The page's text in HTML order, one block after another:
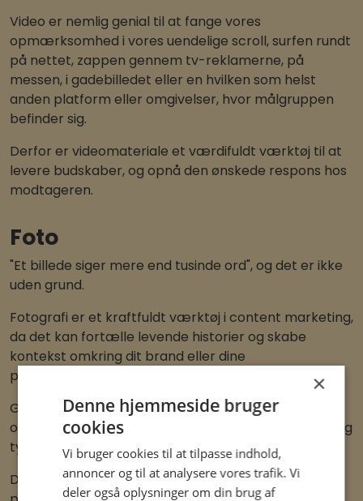
Video er nemlig genial til at fange vores
opmærksomhed i vores uendelige scroll, surfen rundt
på nettet, zappen gennem tv-reklamerne, på
messen, i gadebilledet eller en hvilken som helst
anden platform eller omgivelser, hvor målgruppen
befinder sig.
Derfor er videomateriale et værdifuldt værktøj til at
levere budskaber, og opnå den ønskede respons hos
modtageren.
Foto
"Et billede siger mere end tusinde ord", og det er ikke
uden grund.
Fotografi er et kraftfuldt værktøj i content marketing,
da det kan fortælle levende historier og skabe
kontekst omkring dit brand eller dine
produkter/ydelser.
Gennem fotos kan du fange din målgruppes
opmærksomhed, og formidle dine budskaber klart og
tydeligt.
Desuden kan du anvende fotos på tværs af
×
Denne hjemmeside bruger
cookies
Vi bruger cookies til at tilpasse indhold,
annoncer og til at analysere vores trafik. Vi
deler også oplysninger om din brug af